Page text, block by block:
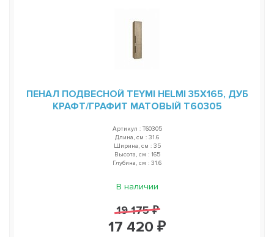
ПЕНАЛ ПОДВЕСНОЙ TEYMI HELMI 35Х165, ДУБ
КРАФТ/ГРАФИТ МАТОВЫЙ T60305
Артикул : T60305
Длина, см : 31.6
Ширина, см : 35
Высота, см : 165
Глубина, см : 31.6
В наличии
19 175 ₽
17 420 ₽